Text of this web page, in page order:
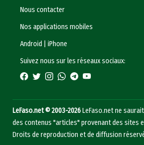
Nous contacter
Nos applications mobiles
Android
|iPhone
Suivez nous sur les réseaux sociaux:
LeFaso.net © 2003-2026LeFaso.net ne
des contenus "articles" provenant des sites
Droits de reproduction et de diffusion